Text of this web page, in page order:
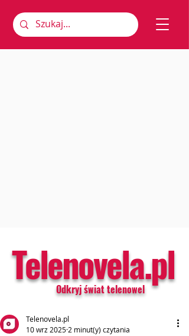
Telenovela.pl
Odkryj świat telenowel
Telenovela.pl
10 wrz 2025 2 minut(y) czytania